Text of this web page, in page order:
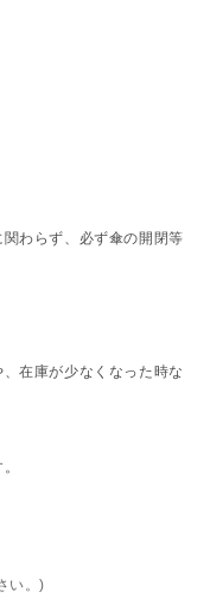
わらず、必ず傘の開閉等
在庫が少なくなった時な
い。)